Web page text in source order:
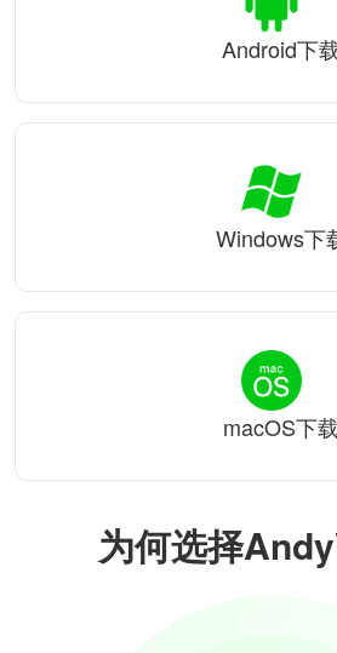
为何选择
Android下
Windows下
macOS下载